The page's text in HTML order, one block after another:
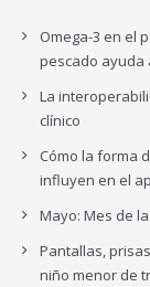
Omega-3 en el
pescado ayuda
La
clínico
Cómo la forma
influyen en el
Mayo: Mes de
Pantallas,
niño menor de